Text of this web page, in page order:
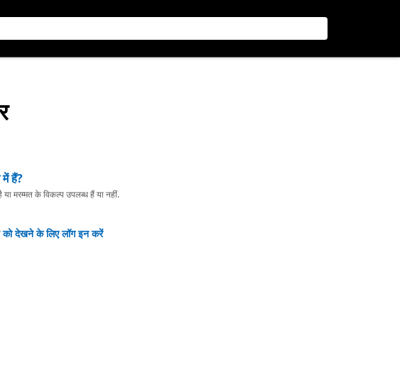
में हैं?
मरम्मत के विकल्प उपलब्ध हैं या नहीं.
को देखने के लिए लॉग इन करें